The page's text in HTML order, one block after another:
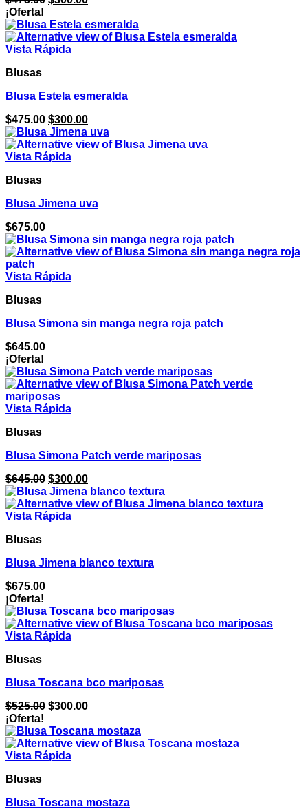
original
era:
$475.00.
actual
es:
¡Oferta!
Vista Rápida
Blusas
Blusa Estela esmeralda
$475.00 El
precio
original
era:
$300.00El
precio
actual
Vista Rápida
Blusas
Blusa Jimena uva
$675.00
Vista Rápida
Blusas
Blusa Simona sin manga negra roja patch
$645.00
¡Oferta!
Vista Rápida
Blusas
Blusa Simona Patch verde mariposas
$645.00 El
precio
original
era:
$300.00El
precio
actual
Vista Rápida
Blusas
Blusa Jimena blanco textura
$675.00
¡Oferta!
Vista Rápida
Blusas
Blusa Toscana bco mariposas
$525.00 El
original
era:
$525.00.
$300.00El
actual
es:
¡Oferta!
Vista Rápida
Blusas
Blusa Toscana mostaza